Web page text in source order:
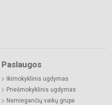
Paslaugos
Ikimokyklinis ugdymas
Priešmokyklinis ugdymas
Nemiegančių vaikų grupė